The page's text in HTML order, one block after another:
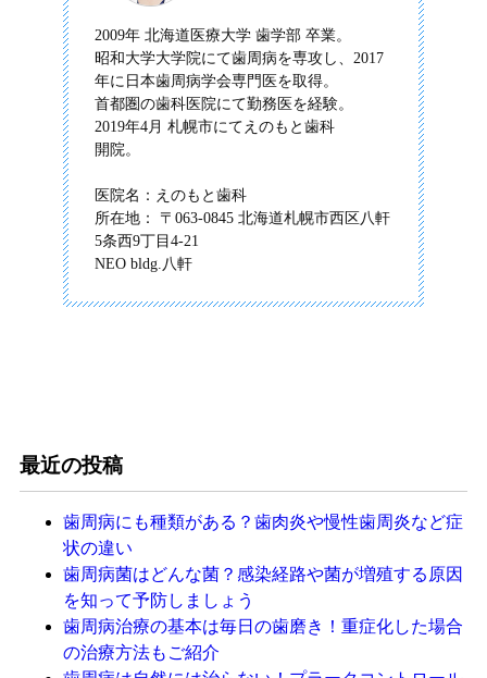
2009年 北海道医療大学 歯学部 卒業。
昭和大学大学院にて歯周病を専攻し、2017
年に日本歯周病学会専門医を取得。
首都圏の歯科医院にて勤務医を経験。
2019年4月 札幌市にてえのもと歯科
開院。
医院名：えのもと歯科
所在地： 〒063-0845 北海道札幌市西区八軒
5条西9丁目4-21
NEO bldg.八軒
最近の投稿
歯周病にも種類がある？歯肉炎や慢性歯周炎など症
状の違い
歯周病菌はどんな菌？感染経路や菌が増殖する原因
を知って予防しましょう
歯周病治療の基本は毎日の歯磨き！重症化した場合
の治療方法もご紹介